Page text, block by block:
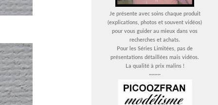
Je présente avec soins chaque produit
(explications, photos et souvent vidéos)
pour vous guider au mieux dans vos
recherches et achats.
Pour les Séries Limitées, pas de
présentations détaillées mais vidéos.
La qualité à prix malins !
~~~~